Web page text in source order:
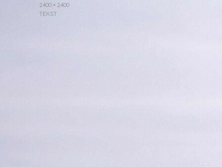
2400 × 2400
TEKST